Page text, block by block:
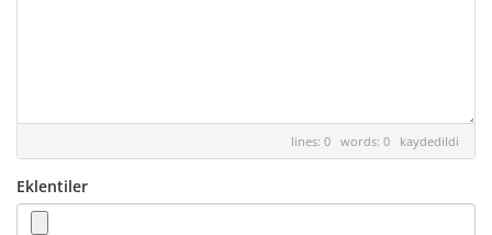
lines: 0 words: 0 kaydedildi
Eklentiler